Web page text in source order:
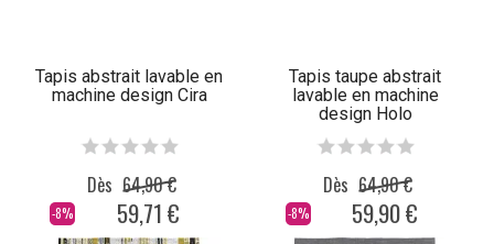
Tapis abstrait lavable en
machine design Cira
-8%
Dès 64,90 €
59,71 €
Tapis taupe abstrait
lavable en machine
design Holo
-8%
Dès 64,90 €
59,90 €